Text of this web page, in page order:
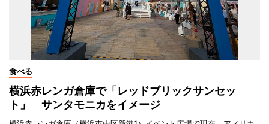
食べる
横浜赤レンガ倉庫で「レッドブリックサンセッ
ト」 サンタモニカをイメージ